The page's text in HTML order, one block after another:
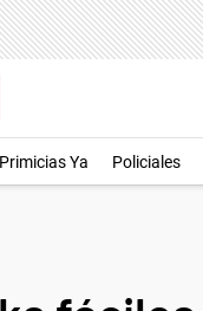
Primicias Ya Policiales